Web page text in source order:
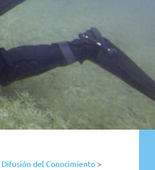
Difusión del Conocimiento >